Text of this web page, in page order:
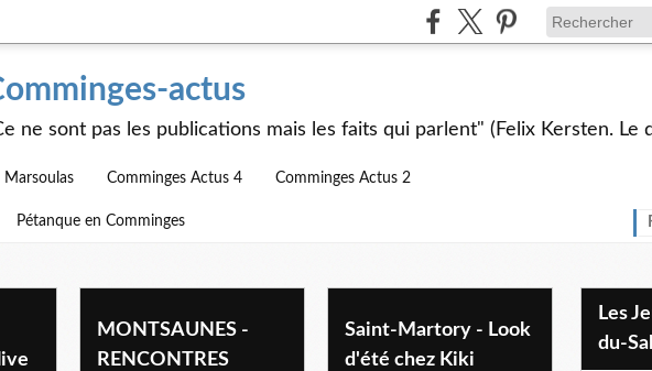
actus
ne sont pas les publications mais les faits qui parlent" (Felix Kersten. Le
Marsoulas Comminges Actus 4 Comminges Actus 2
Pétanque en Comminges
MONTSAUNES -
RENCONTRES
Saint-Martory - Look
d'été chez Kiki
Les Jeunes et l'APEAI Mazères-
du-